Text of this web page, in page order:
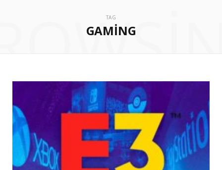
TAG
GAMING